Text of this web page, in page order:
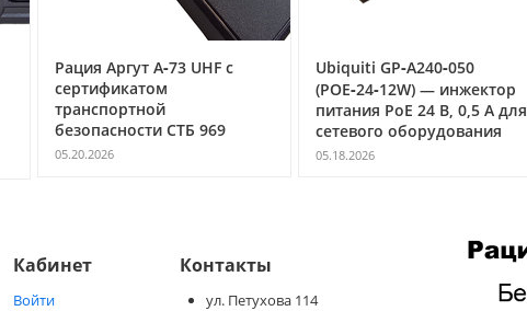
Рация Аргут А‑73 UHF с
сертификатом
транспортной
безопасности СТБ 969
05.20.2026
Ubiquiti GP‑A240‑050
(POE‑24‑12W) — инжектор
питания PoE 24 В, 0,5 А для
сетевого оборудования
05.18.2026
Кабинет
Войти
Контакты
ул. Петухова 114